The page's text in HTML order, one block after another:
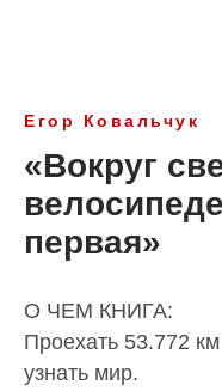
Егор Ковальчук
«Вокруг
первая»
О ЧЕМ КНИГА:
Проехать 53.772
узнать мир.